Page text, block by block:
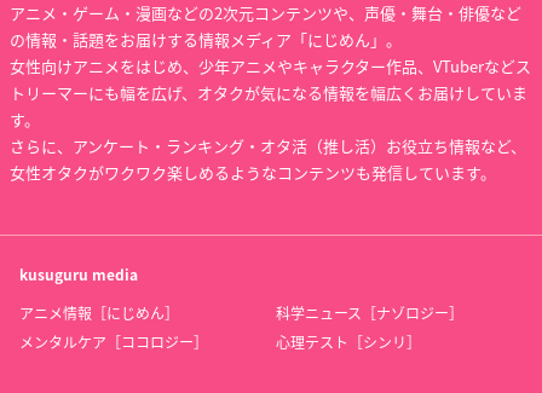
アニメ・ゲーム・漫画などの2次元コンテンツや、声優・舞台・俳優など
の情報・話題をお届けする情報メディア「にじめん」。
女性向けアニメをはじめ、少年アニメやキャラクター作品、VTuberなどス
トリーマーにも幅を広げ、オタクが気になる情報を幅広くお届けしていま
す。
さらに、アンケート・ランキング・オタ活（推し活）お役立ち情報など、
女性オタクがワクワク楽しめるようなコンテンツも発信しています。
kusuguru media
アニメ情報［にじめん］
科学ニュース［ナゾロジー］
メンタルケア［ココロジー］
心理テスト［シンリ］